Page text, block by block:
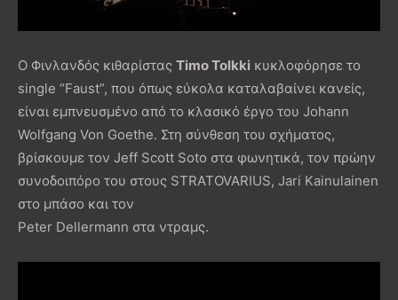
Ο Φινλανδός κιθαρίστας Timo Tolkki κυκλοφόρησε το
single “Faust”, που όπως εύκολα καταλαβαίνει κανείς,
είναι εμπνευσμένο από το κλασικό έργο του Johann
Wolfgang Von Goethe. Στη σύνθεση του σχήματος,
βρίσκουμε τον Jeff Scott Soto στα φωνητικά, τον πρώην
συνοδοιπόρο του στους STRATOVARIUS, Jari Kainulainen
στο μπάσο και τον
Peter Dellermann στα ντραμς.